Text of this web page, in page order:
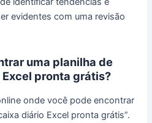
evidentes com uma revisão
uma planilha de
pronta grátis?
onde você pode encontrar
diário Excel pronta grátis”.